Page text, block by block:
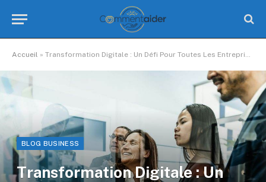
Accueil » Transformation Digitale : Un Défi Pour Toutes Les Entreprises
BLOG BUSINESS
Transformation Digitale : Un